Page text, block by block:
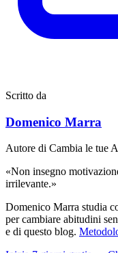
Scritto da
Domenico Marra
Autore di Cambia le tue
«Non insegno
irrilevante.»
Domenico Marra studia
per cambiare abitudini
e di questo blog.